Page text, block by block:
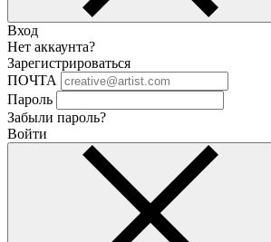
Вход
Нет аккаунта?
Зарегистрироваться
ПОЧТА
Пароль
Забыли пароль?
Войти